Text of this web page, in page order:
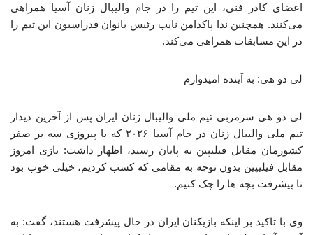
اعضای کادر فنی، این تیم را در جام والیبال زنان آسیا همراهی
می‌کنند. همچنین ندا پاکدامن نایب رئیس بانوان فدراسیون این تیم را
در این مسابقات همراهی می‌کند.
لی دو هی: به آینده امیدوارم
لی دو هی سرمربی تیم ملی والیبال زنان ایران پس از آخرین دیدار
تیم ملی والیبال زنان در جام آسیا ۲۰۲۶ که با پیروزی سه بر صفر
کشورمان مقابل فیلیپین به پایان رسید، اظهار داشت: بازی امروز
مقابل فیلیپین بدون توجه به مقامی که کسب کردیم، خیلی خوب بود
تا پیشرفت بچه ها را چک کنیم.
وی با تاکید بر اینکه بازیکنان ایران در حال پیشرفت هستند، گفت: به